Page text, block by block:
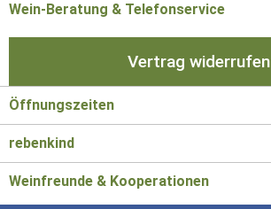
Wein-Beratung & Telefonservice
Vertrag widerrufen
Öffnungszeiten
rebenkind
Weinfreunde & Kooperationen